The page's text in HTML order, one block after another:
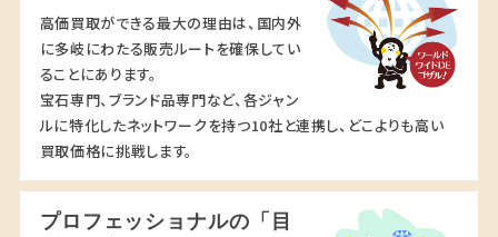
高価買取ができる最大の理由は、国内外
に多岐にわたる販売ルートを確保してい
ることにあります。
宝石専門、ブランド品専門など、各ジャン
ルに特化したネットワークを持つ10社と連携し、どこよりも高い
買取価格に挑戦します。
プロフェッショナルの「目